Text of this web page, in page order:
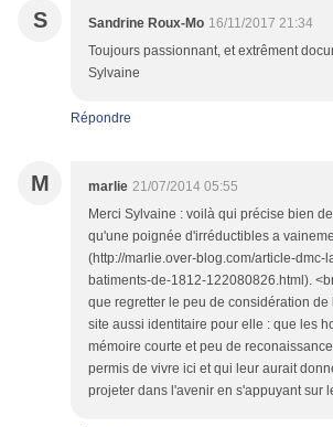
S Sandrine Roux-Mo 16/11/2017 21:34
Toujours passionnant, et extrêment
Sylvaine
Répondre
M marlie 21/07/2014 05:55
Merci Sylvaine : voilà qui précise bien
qu'une poignée d'irréductibles a
(http://marlie.over-blog.com/article-dmc-
batiments-de-1812-122080826.html).
que regretter le peu de considération de
site aussi identitaire pour elle : que les
mémoire courte et peu de
permis de vivre ici et qui leur aurait
projeter dans l'avenir en s'appuyant sur